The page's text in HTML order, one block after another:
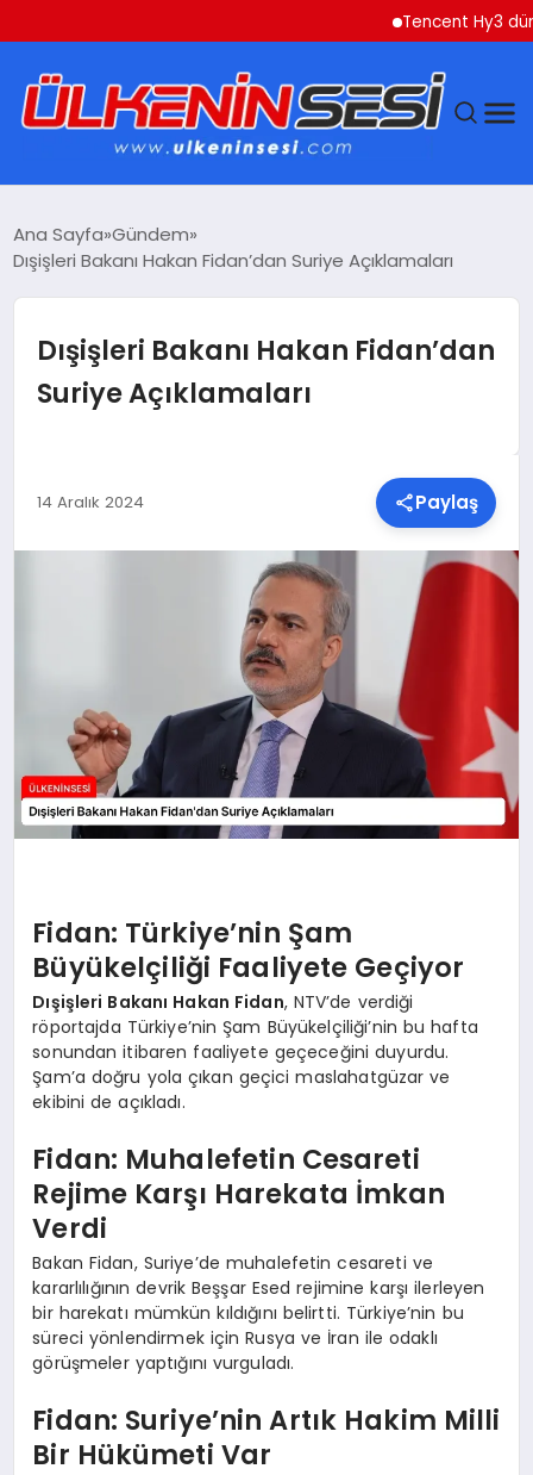
Tencent Hy3 dünya
EKONOMI
GÜNDEM
MAGAZIN
YAŞAM
MALATYA HABERLERI
Ana Sayfa Gündem
Dışişleri Bakanı Hakan Fidan’dan Suriye Açıklamaları
Dışişleri Bakanı Hakan Fidan’dan
Suriye Açıklamaları
14 Aralık 2024 Paylaş
Fidan: Türkiye’nin Şam
Büyükelçiliği Faaliyete Geçiyor
Dışişleri Bakanı Hakan Fidan, NTV’de verdiği
röportajda Türkiye’nin Şam Büyükelçiliği’nin bu hafta
sonundan itibaren faaliyete geçeceğini duyurdu.
Şam’a doğru yola çıkan geçici maslahatgüzar ve
ekibini de açıkladı.
Fidan: Muhalefetin Cesareti
Rejime Karşı Harekata İmkan
Verdi
Bakan Fidan, Suriye’de muhalefetin cesareti ve
kararlılığının devrik Beşşar Esed rejimine karşı ilerleyen
bir harekatı mümkün kıldığını belirtti. Türkiye’nin bu
süreci yönlendirmek için Rusya ve İran ile odaklı
görüşmeler yaptığını vurguladı.
Fidan: Suriye’nin Artık Hakim Milli
Bir Hükümeti Var